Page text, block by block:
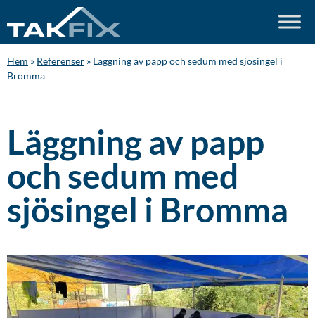
Hem » Referenser » Läggning av papp och sedum med sjösingel i
Bromma
Läggning av papp
och sedum med
sjösingel i Bromma